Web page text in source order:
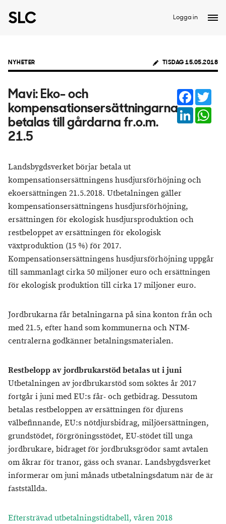
Logga in
NYHETER TISDAG 15.05.2018
Mavi: Eko- och
kompensationsersättningarna
betalas till gårdarna fr.o.m.
21.5
LinkedIn
Landsbygdsverket börjar betala ut
kompensationsersättningens husdjursförhöjning och
ekoersättningen 21.5.2018. Utbetalningen gäller
kompensationsersättningens husdjursförhöjning,
ersättningen för ekologisk husdjursproduktion och
restbeloppet av ersättningen för ekologisk
växtproduktion (15 %) för 2017.
Kompensationsersättningens husdjursförhöjning uppgår
till sammanlagt cirka 50 miljoner euro och ersättningen
för ekologisk produktion till cirka 17 miljoner euro.
Jordbrukarna får betalningarna på sina konton från och
med 21.5, efter hand som kommunerna och NTM-
centralerna godkänner betalningsmaterialen.
Restbelopp av jordbrukarstöd betalas ut i juni
Utbetalningen av jordbrukarstöd som söktes år 2017
fortgår i juni med EU:s får- och getbidrag. Dessutom
betalas restbeloppen av ersättningen för djurens
välbefinnande, EU:s nötdjursbidrag, miljöersättningen,
grundstödet, förgröningsstödet, EU-stödet till unga
jordbrukare, bidraget för jordbruksgrödor samt avtalen
om åkrar för tranor, gäss och svanar. Landsbygdsverket
informerar om juni månads utbetalningsdatum när de är
fastställda.
Eftersträvad utbetalningstidtabell, våren 2018